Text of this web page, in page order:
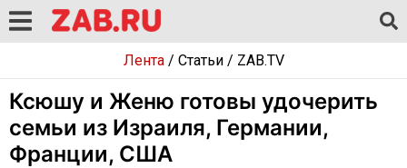
Лента/ Статьи/ ZAB.TV
Ксюшу и Женю готовы удочерить
семьи из Израиля, Германии,
Франции, США